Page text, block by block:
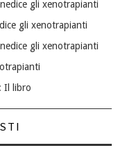
gli xenotrapianti
gli xenotrapianti
gli xenotrapianti
Il libro